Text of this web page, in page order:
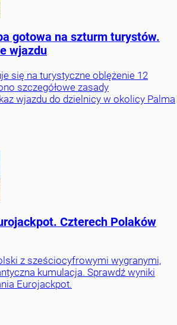
gotowa na szturm turystów.
wjazdu
się na turystyczne oblężenie 12
szczegółowe zasady
wjazdu do dzielnicy w okolicy Palma
Czterech Polaków
z sześciocyfrowymi wygranymi,
kumulacja. Sprawdź wyniki
Eurojackpot.